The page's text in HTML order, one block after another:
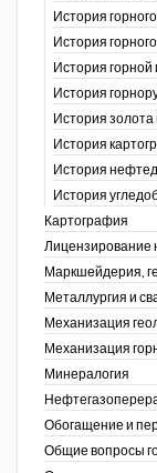
История
История
История
История
История
История
История
История
Картография
Лицензирование
Маркшейдерия,
Металлургия и
Механизация
Механизация
Минералогия
Обогащение и
Общие вопросы